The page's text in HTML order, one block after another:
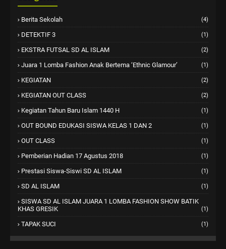
Berita Sekolah (4)
DETEKTIF 3 (1)
EKSTRA FUTSAL SD AL ISLAM (2)
Juara 1 Lomba Fashion Anak Bertema ‘Ethnic Glamour’ (1)
KEGIATAN (2)
KEGIATAN OUT CLASS (2)
Kegiatan Tahun Baru Islam 1440 H (1)
OUT BOUND EDUKASI SISWA KELAS 1 DAN 2 (1)
OUT CLASS (1)
Pemberian Hadian 17 Agustus 2018 (1)
Prestasi Siswa-Siswi SD AL ISLAM (1)
SD AL ISLAM (1)
SISWA SD AL ISLAM JUARA 1 LOMBA FASHION SHOW BATIK
KHAS GRESIK
(1)
TAPAK SUCI (1)